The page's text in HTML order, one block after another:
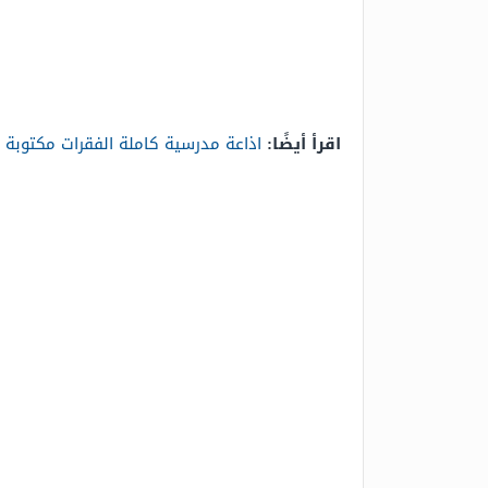
اقرأ أيضًا: اذاعة مدرسية كاملة الفقرات